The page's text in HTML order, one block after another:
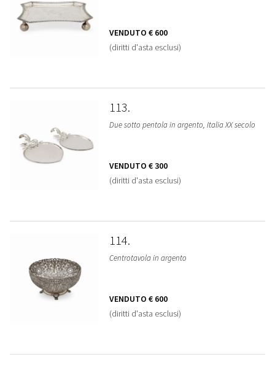
VENDUTO € 600
(diritti d'asta esclusi)
113
Due sotto pentola in argento, Italia XX secolo
VENDUTO € 300
(diritti d'asta esclusi)
114
Centrotavola in argento
VENDUTO € 600
(diritti d'asta esclusi)